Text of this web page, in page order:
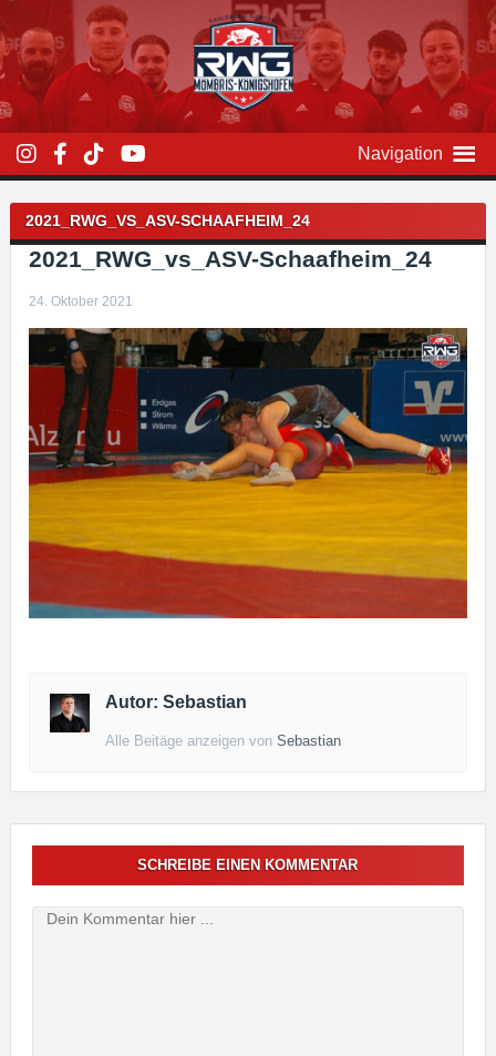
Inhalt
überspringen
Navigation
2021_RWG_VS_ASV-SCHAAFHEIM_24
2021_RWG_vs_ASV-Schaafheim_24
24. Oktober 2021
Autor: Sebastian
Alle Beitäge anzeigen vonSebastian
Beitragsnavigation
SCHREIBE EINEN KOMMENTAR